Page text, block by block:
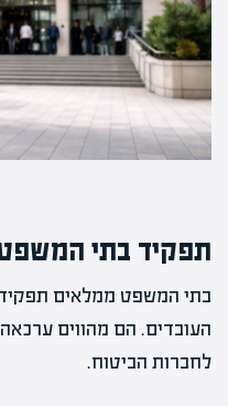
תפקיד בתי
בתי המשפט ממלאים
העובדים. הם מהווים
לחברות הביטוח.